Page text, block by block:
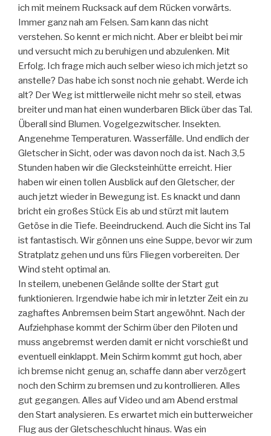
ich mit meinem Rucksack auf dem Rücken vorwärts.
Immer ganz nah am Felsen. Sam kann das nicht
verstehen. So kennt er mich nicht. Aber er bleibt bei mir
und versucht mich zu beruhigen und abzulenken. Mit
Erfolg. Ich frage mich auch selber wieso ich mich jetzt so
anstelle? Das habe ich sonst noch nie gehabt. Werde ich
alt? Der Weg ist mittlerweile nicht mehr so steil, etwas
breiter und man hat einen wunderbaren Blick über das Tal.
Überall sind Blumen. Vogelgezwitscher. Insekten.
Angenehme Temperaturen. Wasserfälle. Und endlich der
Gletscher in Sicht, oder was davon noch da ist. Nach 3,5
Stunden haben wir die Glecksteinhütte erreicht. Hier
haben wir einen tollen Ausblick auf den Gletscher, der
auch jetzt wieder in Bewegung ist. Es knackt und dann
bricht ein großes Stück Eis ab und stürzt mit lautem
Getöse in die Tiefe. Beeindruckend. Auch die Sicht ins Tal
ist fantastisch. Wir gönnen uns eine Suppe, bevor wir zum
Stratplatz gehen und uns fürs Fliegen vorbereiten. Der
Wind steht optimal an.
In steilem, unebenen Gelände sollte der Start gut
funktionieren. Irgendwie habe ich mir in letzter Zeit ein zu
zaghaftes Anbremsen beim Start angewöhnt. Nach der
Aufziehphase kommt der Schirm über den Piloten und
muss angebremst werden damit er nicht vorschießt und
eventuell einklappt. Mein Schirm kommt gut hoch, aber
ich bremse nicht genug an, schaffe dann aber verzögert
noch den Schirm zu bremsen und zu kontrollieren. Alles
gut gegangen. Alles auf Video und am Abend erstmal
den Start analysieren. Es erwartet mich ein butterweicher
Flug aus der Gletscheschlucht hinaus. Was ein